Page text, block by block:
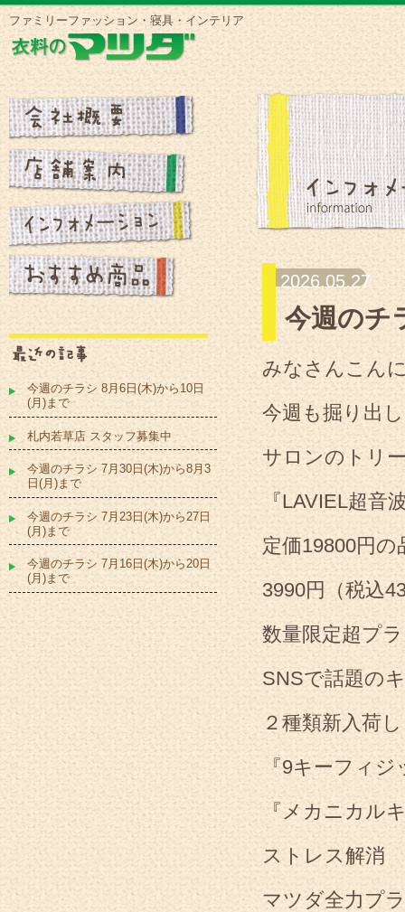
ファミリーファッション・寝具・インテリア
2026.05.27
今週のチ
みなさんこん
今週も掘り出
サロンのトリ
『LAVIEL超音
定価19800円の
3990円（税込
数量限定超プ
SNSで話題の
２種類新入荷
『9キーフィ
『メカニカル
ストレス解消
マツダ全力プ
今週のチラシ 8月6日(木)から10日
(月)まで
札内若草店 スタッフ募集中
今週のチラシ 7月30日(木)から8月3
日(月)まで
今週のチラシ 7月23日(木)から27日
(月)まで
今週のチラシ 7月16日(木)から20日
(月)まで